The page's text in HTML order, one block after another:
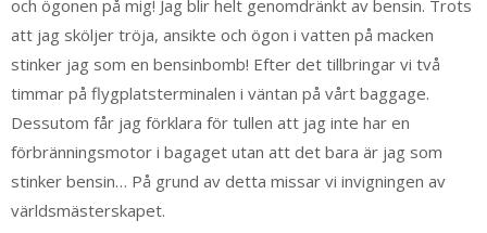
och ögonen på mig! Jag blir helt genomdränkt av bensin. Trots
att jag sköljer tröja, ansikte och ögon i vatten på macken
stinker jag som en bensinbomb! Efter det tillbringar vi två
timmar på flygplatsterminalen i väntan på vårt baggage.
Dessutom får jag förklara för tullen att jag inte har en
förbränningsmotor i bagaget utan att det bara är jag som
stinker bensin… På grund av detta missar vi invigningen av
världsmästerskapet.